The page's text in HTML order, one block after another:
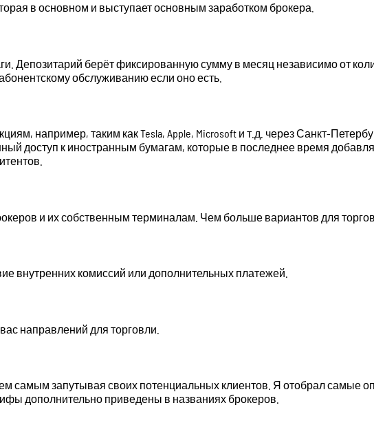
в основном и выступает основным заработком брокера.
Депозитарий берёт фиксированную сумму в месяц независимо от
обслуживанию если оно есть.
например, таким как Tesla, Apple, Microsoft и т.д. через Санкт-
доступ к иностранным бумагам, которые в последнее время
и их собственным терминалам. Чем больше вариантов для
внутренних комиссий или дополнительных платежей.
направлений для торговли.
самым запутывая своих потенциальных клиентов. Я отобрал самые
дополнительно приведены в названиях брокеров.